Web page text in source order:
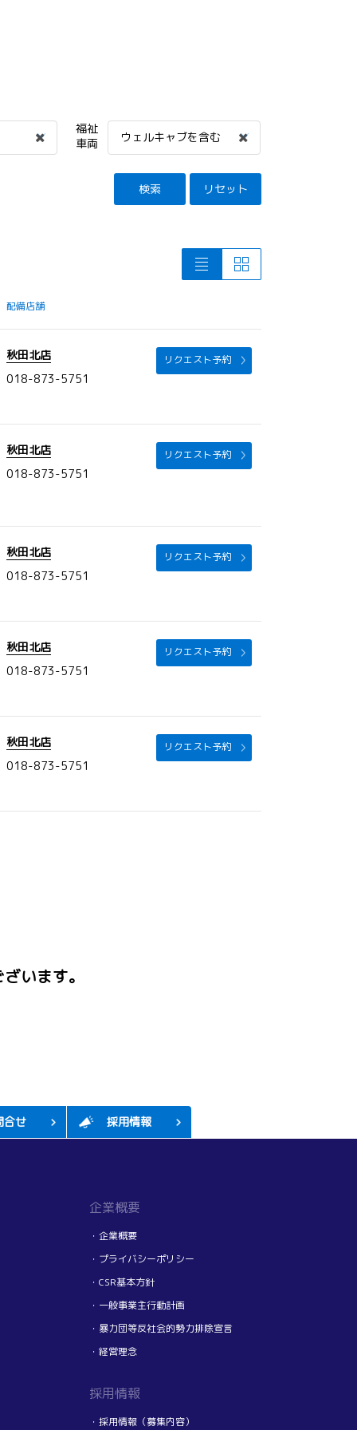
福祉
車両
ウェルキャブを含む
検索 リセット
配備店舗
秋田北店
018-873-5751
リクエスト予約
秋田北店
018-873-5751
リクエスト予約
秋田北店
018-873-5751
リクエスト予約
秋田北店
018-873-5751
リクエスト予約
秋田北店
018-873-5751
リクエスト予約
います。
合せ 採用情報
企業概要
・企業概要
・プライバシーポリシー
・CSR基本方針
・一般事業主行動計画
・暴力団等反社会的勢力排除宣言
・経営理念
採用情報
・採用情報（募集内容）